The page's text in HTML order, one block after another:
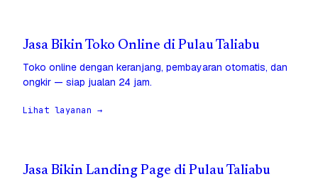
Jasa Bikin Toko Online di Pulau Taliabu
Toko online dengan keranjang, pembayaran otomatis, dan
ongkir — siap jualan 24 jam.
Lihat layanan →
Jasa Bikin Landing Page di Pulau Taliabu